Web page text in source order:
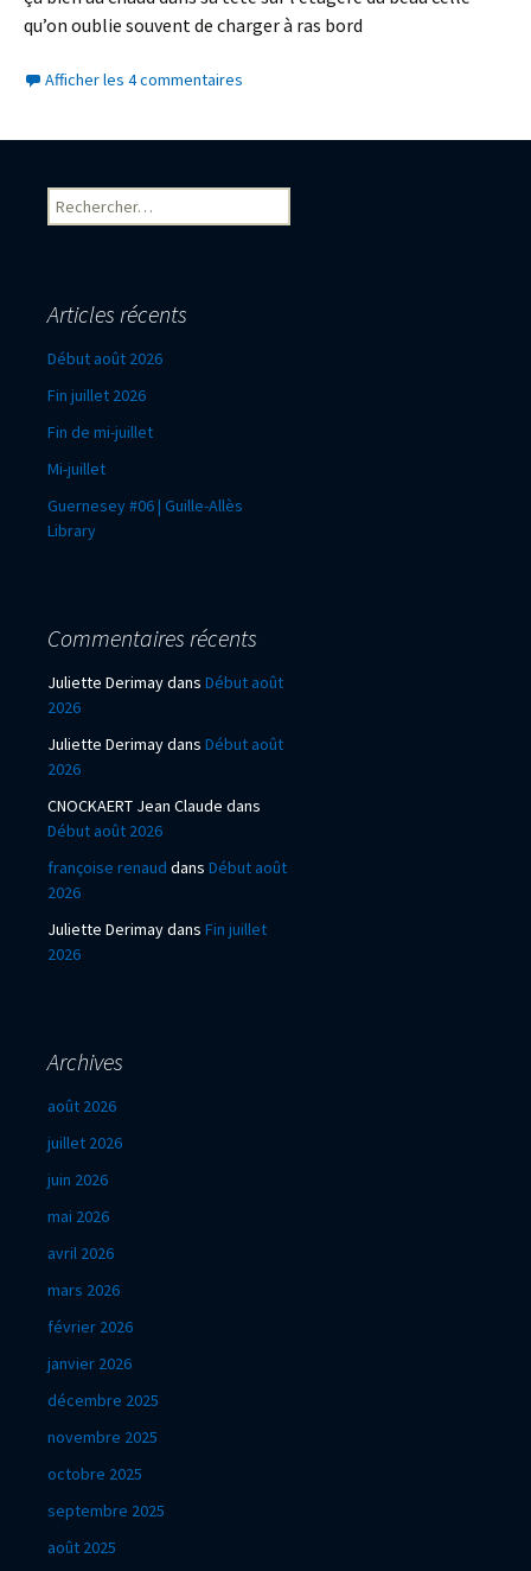
qu’on oublie souvent de charger à ras bord
Afficher les 4 commentaires
Rechercher :
Articles récents
Début août 2026
Fin juillet 2026
Fin de mi-juillet
Mi-juillet
Guernesey #06 | Guille-Allès
Library
Commentaires récents
Juliette Derimaydans Début août
2026
Juliette Derimaydans Début août
2026
CNOCKAERT Jean Claude dans
Début août 2026
françoise renaud dans Début août
2026
Juliette Derimaydans Fin juillet
2026
Archives
août 2026
juillet 2026
juin 2026
mai 2026
avril 2026
mars 2026
février 2026
janvier 2026
décembre 2025
novembre 2025
octobre 2025
septembre 2025
août 2025